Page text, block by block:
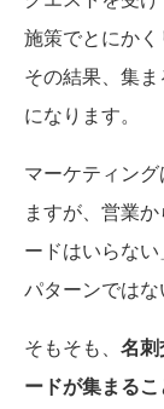
施策でとにかく
その結果、集
になります。
マーケティン
ますが、営業
ードはいらな
パターンではな
そもそも、 名
ードが集まる